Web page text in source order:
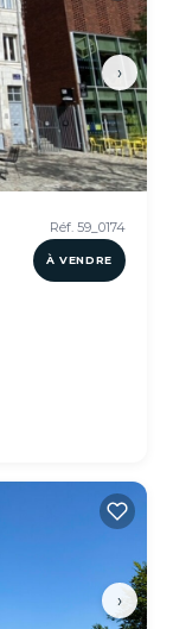
›
Réf. 59_0174
À VENDRE
›